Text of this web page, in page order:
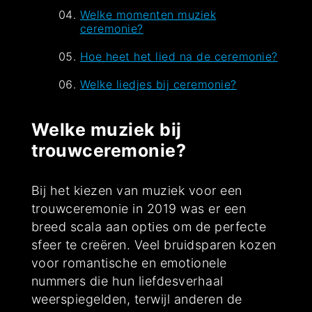
Welke momenten muziek
ceremonie?
Hoe heet het lied na de ceremonie?
Welke liedjes bij ceremonie?
Welke muziek bij
trouwceremonie?
Bij het kiezen van muziek voor een
trouwceremonie in 2019 was er een
breed scala aan opties om de perfecte
sfeer te creëren. Veel bruidsparen kozen
voor romantische en emotionele
nummers die hun liefdesverhaal
weerspiegelden, terwijl anderen de